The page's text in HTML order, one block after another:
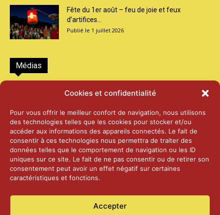
Cookies et confidentialité
Pour vous offrir le meilleur confort de navigation, nous utilisons
des technologies telles que les cookies pour stocker et/ou
accéder aux informations des appareils connectés. Le fait de
consentir à ces technologies nous permettra de traiter des
données telles que le comportement de navigation ou les ID
uniques sur ce site. Le fait de ne pas consentir ou de retirer son
consentement peut avoir un effet négatif sur certaines
caractéristiques et fonctions.
Accepter
Fête du 1er août – feu de joie et feux
d’artifices...
1 juillet 2026
Médias
2026 – Laiterie d’Orsières et Abbaye de St-
25 juin 2026
2025 – Palais Fédéral – Berne
25 juin 2026
14 janvier 2025